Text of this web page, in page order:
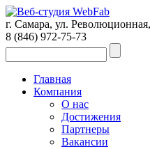
г. Самара, ул.
8 (846) 972-75-73
Главная
Компания
О нас
Достижения
Партнеры
Вакансии